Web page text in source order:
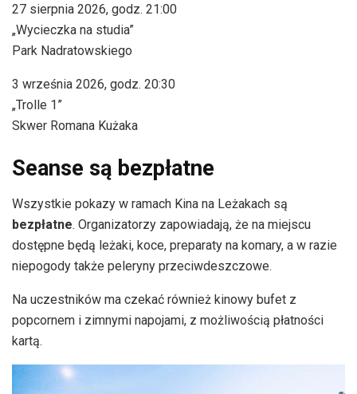
27 sierpnia 2026, godz. 21:00
„Wycieczka na studia”
Park Nadratowskiego
3 września 2026, godz. 20:30
„Trolle 1”
Skwer Romana Kużaka
Seanse są bezpłatne
Wszystkie pokazy w ramach Kina na Leżakach są
bezpłatne. Organizatorzy zapowiadają, że na miejscu
dostępne będą leżaki, koce, preparaty na komary, a w razie
niepogody także peleryny przeciwdeszczowe.
Na uczestników ma czekać również kinowy bufet z
popcornem i zimnymi napojami, z możliwością płatności
kartą.